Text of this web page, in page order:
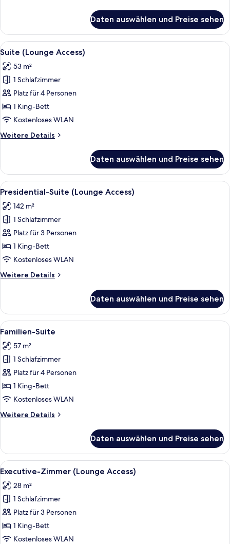
Zimmer
(Collection)
Daten auswählen und Preise sehen
Alle
Fotos
für
Suite
(Lounge
Access)
anzeigen
Ein Hotelzimmer mit Bett,
12
Suite (Lounge Access)
53 m²
1 Schlafzimmer
Platz für 4 Personen
1 King-Bett
Kostenloses WLAN
Weitere Details
Weitere
(Lounge
Access)
Daten auswählen und Preise sehen
Alle
Fotos
für
Presidential-
Suite
(Lounge
Access)
Ein modernes Hotelzimmer mit
14
Presidential-Suite (Lounge Access)
142 m²
1 Schlafzimmer
Platz für 3 Personen
1 King-Bett
Kostenloses WLAN
Weitere Details
Weitere
Suite
(Lounge
Access)
Daten auswählen und Preise sehen
Alle
Fotos
für
Familien-
Suite
anzeigen
Ein modernes Hotelzimmer mit
7
Familien-Suite
57 m²
1 Schlafzimmer
Platz für 4 Personen
1 King-Bett
Kostenloses WLAN
Weitere Details
Weitere
Suite
Daten auswählen und Preise sehen
Alle
Fotos
für
Executive-
Zimmer
(Lounge
Access)
Ein Hotelzimmer mit zwei Betten,
15
Executive-Zimmer (Lounge Access)
28 m²
1 Schlafzimmer
Platz für 3 Personen
1 King-Bett
Kostenloses WLAN